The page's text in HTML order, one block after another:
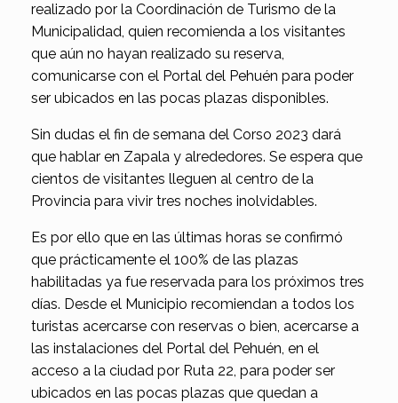
realizado por la Coordinación de Turismo de la
Municipalidad, quien recomienda a los visitantes
que aún no hayan realizado su reserva,
comunicarse con el Portal del Pehuén para poder
ser ubicados en las pocas plazas disponibles.
Sin dudas el fin de semana del Corso 2023 dará
que hablar en Zapala y alrededores. Se espera que
cientos de visitantes lleguen al centro de la
Provincia para vivir tres noches inolvidables.
Es por ello que en las últimas horas se confirmó
que prácticamente el 100% de las plazas
habilitadas ya fue reservada para los próximos tres
días. Desde el Municipio recomiendan a todos los
turistas acercarse con reservas o bien, acercarse a
las instalaciones del Portal del Pehuén, en el
acceso a la ciudad por Ruta 22, para poder ser
ubicados en las pocas plazas que quedan a